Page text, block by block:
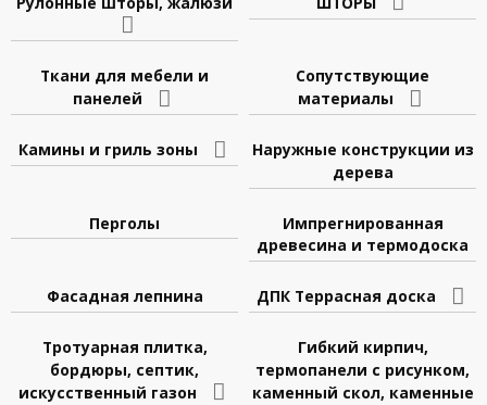
Ткани для мебели и
панелей
Сопутствующие
материалы
Камины и гриль зоны
Наружные конструкции из
дерева
Перголы
Импрегнированная
древесина и термодоска
Фасадная лепнина ДПК Террасная доска
Тротуарная плитка,
бордюры, септик,
искусственный газон
Гибкий кирпич,
термопанели с рисунком,
каменный скол, каменные